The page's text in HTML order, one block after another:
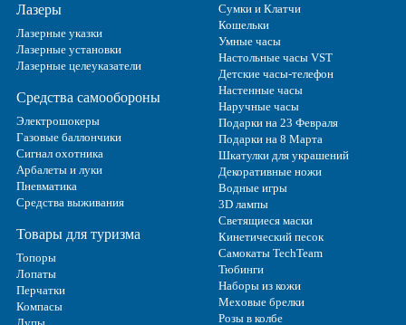
Лазеры
Лазерные указки
Лазерные установки
Лазерные целеуказатели
Средства самообороны
Электрошокеры
Газовые баллончики
Сигнал охотника
Арбалеты и луки
Пневматика
Средства выживания
Товары для туризма
Топоры
Лопаты
Перчатки
Компасы
Сумки и Клатчи
Кошельки
Умные часы
Настольные часы VST
Детские часы-телефон
Настенные часы
Наручные часы
Подарки на 23 Февраля
Подарки на 8 Марта
Шкатулки для украшений
Декоративные ножи
Водные игры
3D лампы
Светящиеся маски
Кинетический песок
Самокаты TechTeam
Тюбинги
Наборы из кожи
Меховые брелки
Розы в колбе